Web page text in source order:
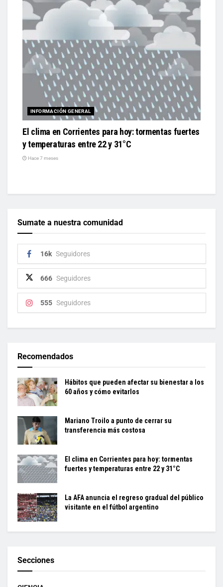
INFORMACIÓN GENERAL
El clima en Corrientes para hoy: tormentas fuertes
y temperaturas entre 22 y 31°C
Hace 7 meses
Sumate a nuestra comunidad
16k Seguidores
666 Seguidores
555 Seguidores
Recomendados
Hábitos que pueden afectar su bienestar a los
60 años y cómo evitarlos
Mariano Troilo a punto de cerrar su
transferencia más costosa
El clima en Corrientes para hoy: tormentas
fuertes y temperaturas entre 22 y 31°C
La AFA anuncia el regreso gradual del público
visitante en el fútbol argentino
Secciones